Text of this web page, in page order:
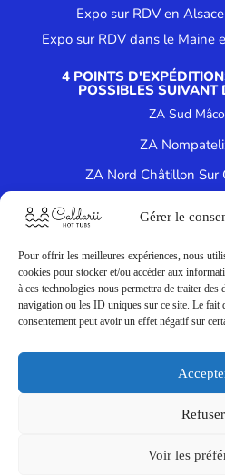
Gérer le
Pour offrir les meilleures expériences, nous
cookies pour stocker et/ou accéder aux
à ces technologies nous permettra de traiter des
navigation ou les ID uniques sur ce site. Le fait
consentement peut avoir un effet négatif sur
Refuser
Voir les
Expo sur RDV en
Expo sur RDV dans le Maine
4 POINTS
POSSIBLES SUIVANT
ZA Sud
ZA
ZA Nord Châtillon Sur
Informations
Politique de
Conditions
Politique de
Ce site a été créé par